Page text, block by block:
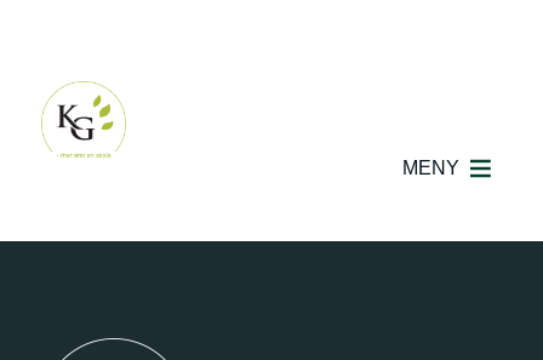
MENY